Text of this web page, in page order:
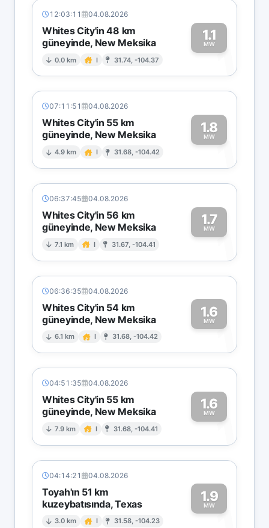
12:03:11 04.08.2026
Whites City'in 48 km
güneyinde, New Meksika
0.0 km I 31.74, -104.37
1.1
MW1
07:11:51 04.08.2026
Whites City'in 55 km
güneyinde, New Meksika
4.9 km I 31.68, -104.42
1.8
MW1
06:37:45 04.08.2026
Whites City'in 56 km
güneyinde, New Meksika
7.1 km I 31.67, -104.41
1.7
MW1
06:36:35 04.08.2026
Whites City'in 54 km
güneyinde, New Meksika
6.1 km I 31.68, -104.42
1.6
MW1
04:51:35 04.08.2026
Whites City'in 55 km
güneyinde, New Meksika
7.9 km I 31.68, -104.41
1.6
MW1
04:14:21 04.08.2026
Toyah'ın 51 km
kuzeybatısında, Texas
3.0 km I 31.58, -104.23
1.9
MW